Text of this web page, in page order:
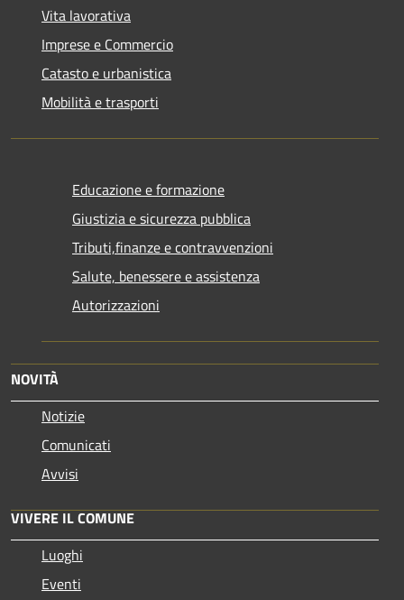
Vita lavorativa
Imprese e Commercio
Catasto e urbanistica
Mobilità e trasporti
Educazione e formazione
Giustizia e sicurezza pubblica
Tributi,finanze e contravvenzioni
Salute, benessere e assistenza
Autorizzazioni
NOVITÀ
Notizie
Comunicati
Avvisi
VIVERE IL COMUNE
Luoghi
Eventi